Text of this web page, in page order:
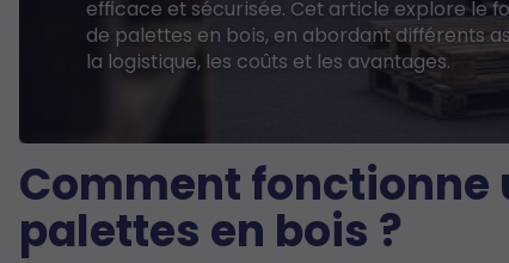
efficace et sécurisée. Cet article explore le
de palettes en bois, en abordant différents
la logistique, les coûts et les avantages.
Comment fonctionne
palettes en bois ?